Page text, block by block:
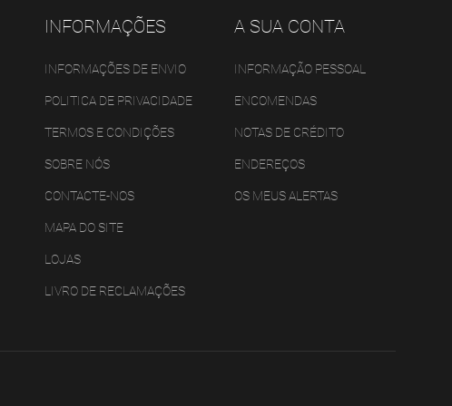
INFORMAÇÕES
INFORMAÇÕES DE ENVIO
POLITICA DE PRIVACIDADE
TERMOS E CONDIÇÕES
SOBRE NÓS
CONTACTE-NOS
MAPA DO SITE
LOJAS
LIVRO DE RECLAMAÇÕES
A SUA CONTA
INFORMAÇÃO PESSOAL
ENCOMENDAS
NOTAS DE CRÉDITO
ENDEREÇOS
OS MEUS ALERTAS